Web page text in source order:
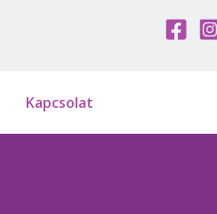
Kapcsolat